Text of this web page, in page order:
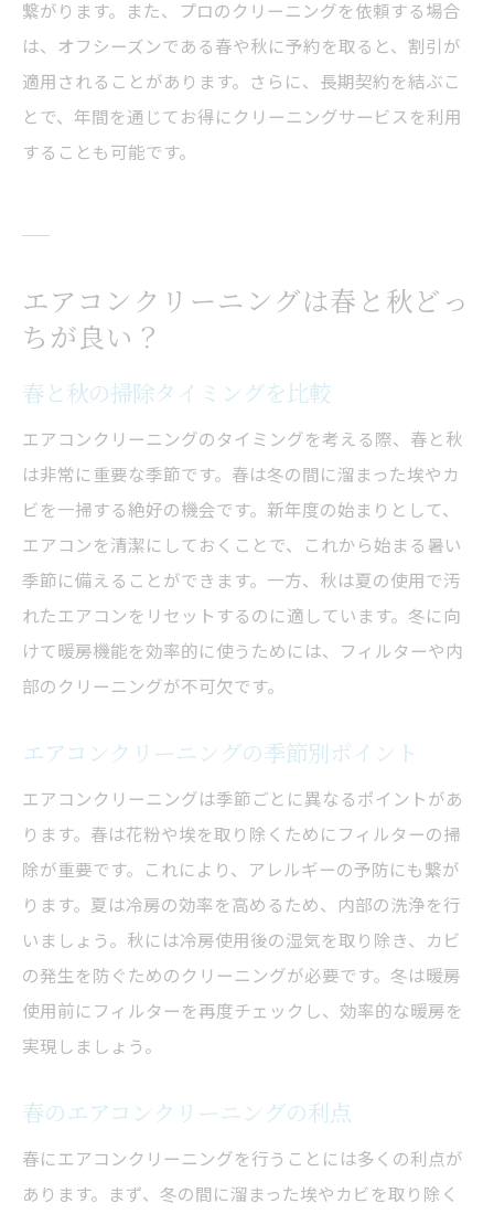
繋がります。また、プロのクリーニングを依頼する場合
は、オフシーズンである春や秋に予約を取ると、割引が
適用されることがあります。さらに、長期契約を結ぶこ
とで、年間を通じてお得にクリーニングサービスを利用
することも可能です。
エアコンクリーニングは春と秋どっ
ちが良い？
春と秋の掃除タイミングを比較
エアコンクリーニングのタイミングを考える際、春と秋
は非常に重要な季節です。春は冬の間に溜まった埃やカ
ビを一掃する絶好の機会です。新年度の始まりとして、
エアコンを清潔にしておくことで、これから始まる暑い
季節に備えることができます。一方、秋は夏の使用で汚
れたエアコンをリセットするのに適しています。冬に向
けて暖房機能を効率的に使うためには、フィルターや内
部のクリーニングが不可欠です。
エアコンクリーニングの季節別ポイント
エアコンクリーニングは季節ごとに異なるポイントがあ
ります。春は花粉や埃を取り除くためにフィルターの掃
除が重要です。これにより、アレルギーの予防にも繋が
ります。夏は冷房の効率を高めるため、内部の洗浄を行
いましょう。秋には冷房使用後の湿気を取り除き、カビ
の発生を防ぐためのクリーニングが必要です。冬は暖房
使用前にフィルターを再度チェックし、効率的な暖房を
実現しましょう。
春のエアコンクリーニングの利点
春にエアコンクリーニングを行うことには多くの利点が
あります。まず、冬の間に溜まった埃やカビを取り除く